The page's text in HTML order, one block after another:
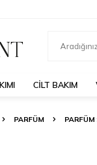
CILT BAKIM
PARFÜM PARFÜM